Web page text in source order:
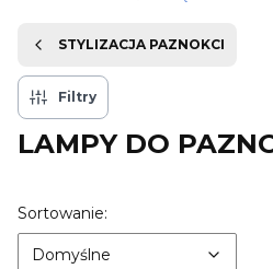
STYLIZACJA PAZNOKCI
Filtry
LAMPY DO
Lista produktów
Sortowanie:
Domyślne